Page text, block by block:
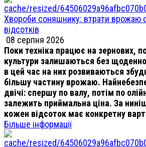
Хвороби соняшнику: втрати врожаю
відсотків
08 серпня 2026
Поки техніка працює на зернових,
культури залишаються без
в цей час на них розвиваються
більшу частину врожаю.
двічі: спершу по валу, потім по
залежить приймальна ціна. За
кожен відсоток має конкретну
Більше інформації